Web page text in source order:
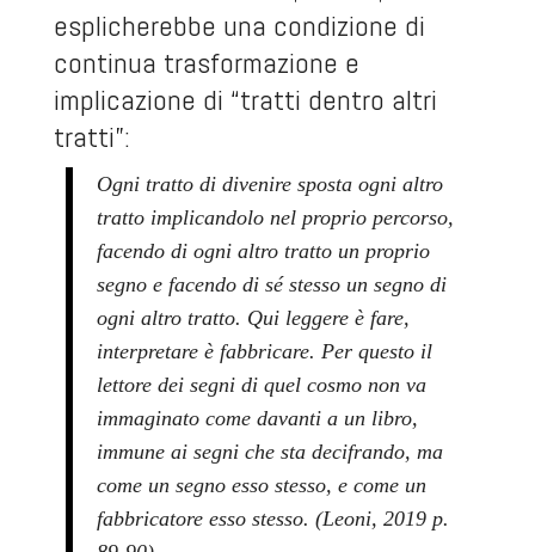
esplicherebbe una condizione di
continua trasformazione e
implicazione di “tratti dentro altri
tratti”:
Ogni tratto di divenire sposta ogni altro
tratto implicandolo nel proprio percorso,
facendo di ogni altro tratto un proprio
segno e facendo di sé stesso un segno di
ogni altro tratto. Qui leggere è fare,
interpretare è fabbricare. Per questo il
lettore dei segni di quel cosmo non va
immaginato come davanti a un libro,
immune ai segni che sta decifrando, ma
come un segno esso stesso, e come un
fabbricatore esso stesso. (Leoni, 2019 p.